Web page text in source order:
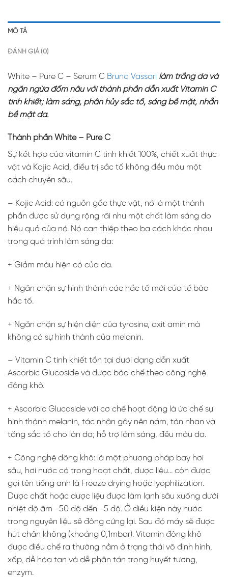
MÔ TẢ
ĐÁNH GIÁ (0)
White – Pure C – Serum C Bruno Vassari làm trắng da và
ngăn ngừa đốm nâu với thành phần dẫn xuất Vitamin C
tinh khiết; làm sáng, phân hủy sắc tố, sáng bề mặt, nhẵn
bề mặt da.
Thành phần White – Pure C
Sự kết hợp của vitamin C tinh khiết 100%, chiết xuất thực
vật và Kojic Acid, điều trị sắc tố không đều màu một
cách chuyên sâu.
– Kojic Acid: có nguồn gốc thực vật, nó là một thành
phần được sử dụng rộng rãi như một chất làm sáng do
hiệu quả của nó. Nó can thiệp theo ba cách khác nhau
trong quá trình làm sáng da:
+ Giảm màu hiện có của da.
+ Ngăn chặn sự hình thành các hắc tố mới của tế bào
hắc tố.
+ Ngăn chặn sự hiện diện của tyrosine, axit amin mà
không có sự hình thành của melanin.
– Vitamin C tinh khiết tồn tại dưới dạng dẫn xuất
Ascorbic Glucoside và được bào chế theo công nghệ
đông khô.
+ Ascorbic Glucoside với cơ chế hoạt động là ức chế sự
hình thành melanin, tác nhân gây nên nám, tàn nhan và
tăng sắc tố cho làn da; hỗ trợ làm sáng, đều màu da.
+ Công nghệ đông khô: là một phương pháp bay hơi
sâu, hơi nước có trong hoạt chất, dược liệu… còn được
gọi tên tiếng anh là Freeze drying hoặc lyophilization.
Dược chất hoặc dược liệu được làm lạnh sâu xuống dưới
nhiệt độ âm -50 độ đến -5 độ. Ở điều kiện này nước
trong nguyên liệu sẽ đông cứng lại. Sau đó máy sẽ được
hút chân không (khoảng 0,1mbar). Vitamin đông khô
được điều chế ra thường nằm ở trạng thái vô định hình,
xốp, dễ hòa tan và dễ phân tán trong huyết tương,
enzym.